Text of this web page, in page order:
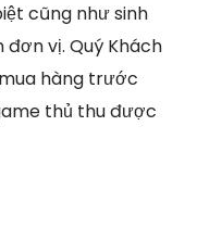
cũng như sinh
đơn vị. Quý Khách
hàng trước
thủ thu được